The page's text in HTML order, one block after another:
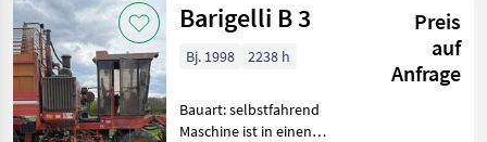
Kategorie 3 Land Filter
AKTUELLER
PFADZurücksetzen
Ergebnisse
anzeigen
Barigelli B 3
Preis
auf
Anfrage
Bj. 1998 2238 h
Bauart: selbstfahrend
Maschine ist in einen